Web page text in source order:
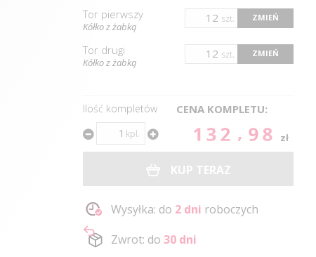
Tor pierwszy
Kółko z żabką
szt. ZMIEŃ
Tor drugi
Kółko z żabką
szt. ZMIEŃ
Ilość kompletów
kpl.
CENA KOMPLETU:
132.98 zł
KUP TERAZ
Wysyłka: do 2 dni roboczych
Zwrot: do 30 dni